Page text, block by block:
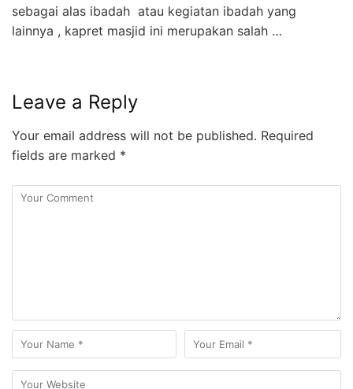
sebagai alas ibadah atau kegiatan ibadah yang
lainnya , kapret masjid ini merupakan salah …
Leave a Reply
Your email address will not be published. Required
fields are marked *